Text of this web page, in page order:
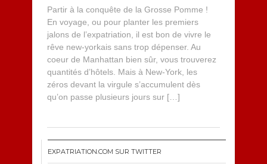
Partir à la conquête de la Grosse Pomme !
En voyage, ou pour planter les premiers
jalons de l’expatriation, il est bon de vivre le
rêve new-yorkais sans trop dépenser. Au
coeur de Manhattan bien sûr, vous trouverez
quantités d’hôtels. Mais à New-York, les
zéros devant la virgule s’accumulent dès
qu’on passe plusieurs jours sur […]
EXPATRIATION.COM SUR TWITTER